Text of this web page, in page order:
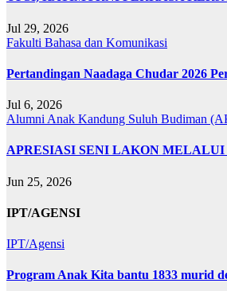
Jul 29, 2026
Fakulti Bahasa dan Komunikasi
Pertandingan Naadaga Chudar 2026
Jul 6, 2026
Alumni Anak Kandung Suluh Budiman
APRESIASI SENI LAKON
Jun 25, 2026
IPT/AGENSI
IPT/Agensi
Program Anak Kita bantu 1833 murid